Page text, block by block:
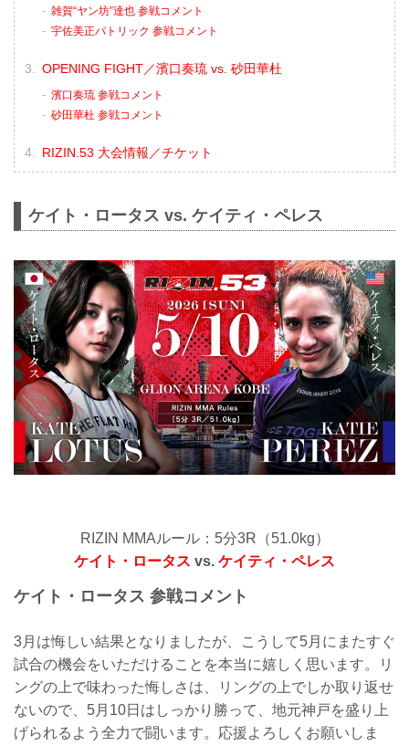
雑賀“ヤン坊”達也 参戦コメント
宇佐美正パトリック 参戦コメント
OPENING FIGHT／濱口奏琉 vs. 砂田華杜
濱口奏琉 参戦コメント
砂田華杜 参戦コメント
RIZIN.53 大会情報／チケット
ケイト・ロータス vs. ケイティ・ペレス
RIZIN MMAルール：5分3R（51.0kg）
ケイト・ロータス vs. ケイティ・ペレス
ケイト・ロータス 参戦コメント
3月は悔しい結果となりましたが、こうして5月にまたすぐ
試合の機会をいただけることを本当に嬉しく思います。リ
ングの上で味わった悔しさは、リングの上でしか取り返せ
ないので、5月10日はしっかり勝って、地元神戸を盛り上
げられるよう全力で闘います。応援よろしくお願いしま